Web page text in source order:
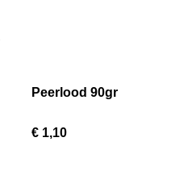
Peerlood 90gr
€ 1,10